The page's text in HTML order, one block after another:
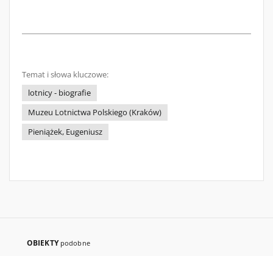
Temat i słowa kluczowe:
lotnicy - biografie
Muzeu Lotnictwa Polskiego (Kraków)
Pieniążek, Eugeniusz
OBIEKTY podobne